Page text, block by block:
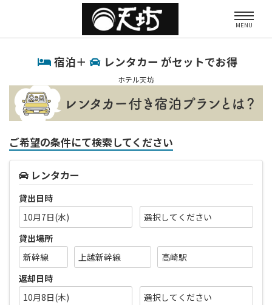
MENU
宿泊＋ レンタカー がセットでお得
ホテル天坊
ご希望の条件にて検索してください
レンタカー
貸出日時
10月7日(水)
貸出場所
返却日時
10月8日(木)